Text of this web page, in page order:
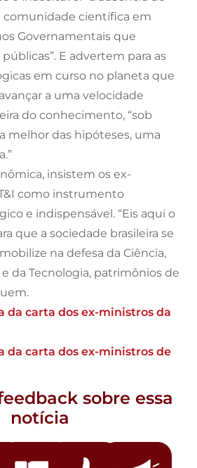
comunidade científica em
Governamentais que
E advertem para as
em curso no planeta que
a uma velocidade
do conhecimento, “sob
melhor das hipóteses, uma
insistem os ex-
como instrumento
e indispensável. “Eis aqui o
que a sociedade brasileira se
na defesa da Ciência,
da Tecnologia, patrimônios de
da carta dos ex-ministros da
da carta dos ex-ministros de
sobre essa
notícia